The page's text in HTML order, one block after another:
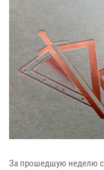
За прошедшую неделю